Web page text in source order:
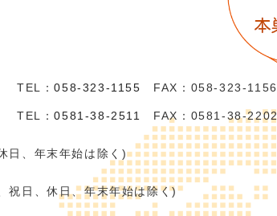
TEL：058-323-1155 FAX：058-323-1156
TEL：0581-38-2511 FAX：0581-38-2202
日、年末年始は除く)
日、休日、年末年始は除く)